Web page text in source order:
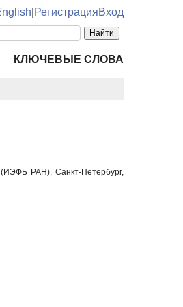
РегистрацияВход
КЛЮЧЕВЫЕ СЛОВА
РАН), Санкт-Петербург,